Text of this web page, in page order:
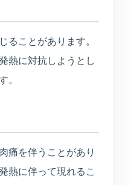
ることがあります。
熱に対抗しようとし
。
痛を伴うことがあり
熱に伴って現れるこ